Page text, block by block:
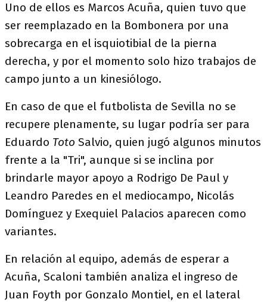
Uno de ellos es Marcos Acuña, quien tuvo que
ser reemplazado en la Bombonera por una
sobrecarga en el isquiotibial de la pierna
derecha, y por el momento solo hizo trabajos de
campo junto a un kinesiólogo.
En caso de que el futbolista de Sevilla no se
recupere plenamente, su lugar podría ser para
Eduardo Toto Salvio, quien jugó algunos minutos
frente a la "Tri", aunque si se inclina por
brindarle mayor apoyo a Rodrigo De Paul y
Leandro Paredes en el mediocampo, Nicolás
Domínguez y Exequiel Palacios aparecen como
variantes.
En relación al equipo, además de esperar a
Acuña, Scaloni también analiza el ingreso de
Juan Foyth por Gonzalo Montiel, en el lateral